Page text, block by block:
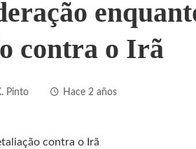
contra o Irã
Pinto Hace 2 años